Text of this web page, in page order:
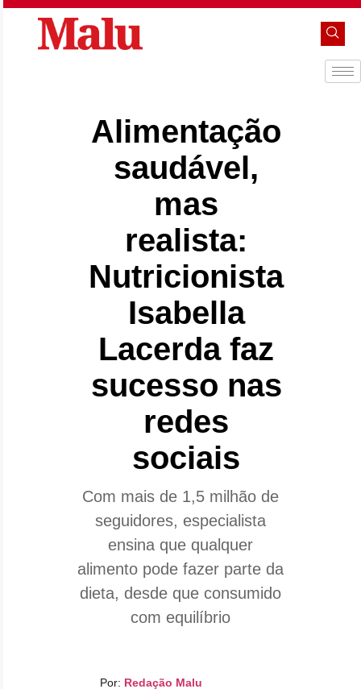
Alimentação
saudável,
mas
realista:
Nutricionista
Isabella
Lacerda faz
sucesso nas
redes
sociais
Com mais de 1,5 milhão de
seguidores, especialista
ensina que qualquer
alimento pode fazer parte da
dieta, desde que consumido
com equilíbrio
Por: Redação Malu